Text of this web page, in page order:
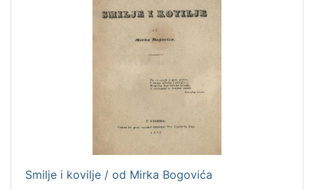
Smilje i kovilje / od Mirka Bogovića